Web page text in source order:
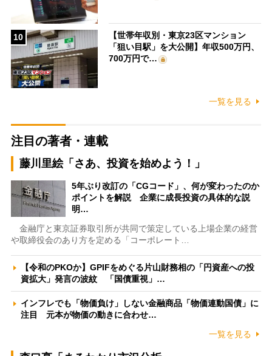
10
【世帯年収別・東京23区マンション
「狙い目駅」を大公開】年収500万円、
700万円で…
一覧を見る
注目の著者・連載
藤川里絵「さあ、投資を始めよう！」
5年ぶり改訂の「CGコード」、何が変わったのか
ポイントを解説 企業に成長投資の具体的な説
明…
金融庁と東京証券取引所が共同で策定している上場企業の経営
や取締役会のあり方を定める「コーポレート…
【令和のPKOか】GPIFをめぐる片山財務相の「円資産への投
資拡大」発言の波紋 「国債重視」…
インフレでも「物価負け」しない金融商品「物価連動国債」に
注目 元本が物価の動きに合わせ…
一覧を見る